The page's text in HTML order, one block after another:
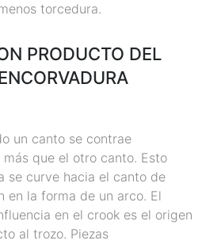
torcedura.
PRODUCTO DEL
un canto se contrae
que el otro canto. Esto
se curve hacia el canto de
en la forma de un arco. El
en el crook es el origen
al trozo. Piezas